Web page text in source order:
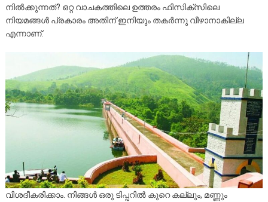
നിൽക്കുന്നത്? ഒറ്റ വാചകത്തിലെ ഉത്തരം ഫിസിക്സിലെ
നിയമങ്ങൾ പ്രകാരം അതിന് ഇനിയും തകർന്നു വീഴാനാകില്ല
എന്നാണ്.
വിശദീകരിക്കാം. നിങ്ങൾ ഒരു ടിപ്പറിൽ കുറെ കല്ലും, മണ്ണും